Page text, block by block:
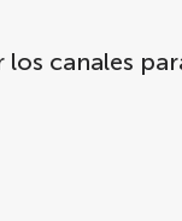
canales